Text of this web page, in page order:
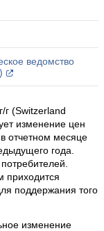
ведомство
г (Switzerland
изменение цен
отчетном месяце
года.
приходится
поддержания того
изменение